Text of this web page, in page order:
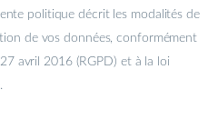
politique décrit les modalités de
de vos données, conformément
avril 2016 (RGPD) et à la loi